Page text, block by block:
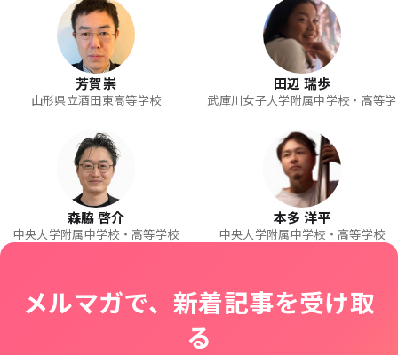
芳賀崇
山形県立酒田東高等学校
田辺 瑞歩
武庫川女子大学附属中学校・高等学
森脇 啓介
中央大学附属中学校・高等学校
本多 洋平
中央大学附属中学校・高等学校
メルマガで、新着記事を受け取
る